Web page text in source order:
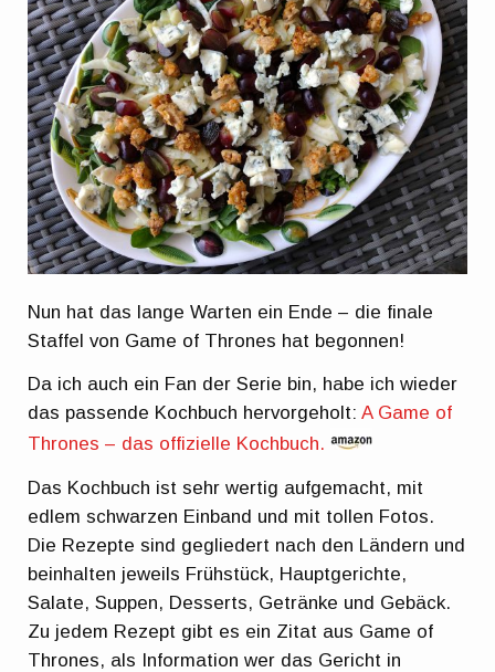
Nun hat das lange Warten ein Ende – die finale
Staffel von Game of Thrones hat begonnen!
Da ich auch ein Fan der Serie bin, habe ich wieder
das passende Kochbuch hervorgeholt:A Game of
Thrones – das offizielle Kochbuch.
Das Kochbuch ist sehr wertig aufgemacht, mit
edlem schwarzen Einband und mit tollen Fotos.
Die Rezepte sind gegliedert nach den Ländern und
beinhalten jeweils Frühstück, Hauptgerichte,
Salate, Suppen, Desserts, Getränke und Gebäck.
Zu jedem Rezept gibt es ein Zitat aus Game of
Thrones, als Information wer das Gericht in